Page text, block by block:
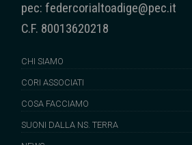
pec: federcorialtoadige@pec.it
C.F. 80013620218
CHI SIAMO
CORI ASSOCIATI
COSA FACCIAMO
SUONI DALLA NS. TERRA